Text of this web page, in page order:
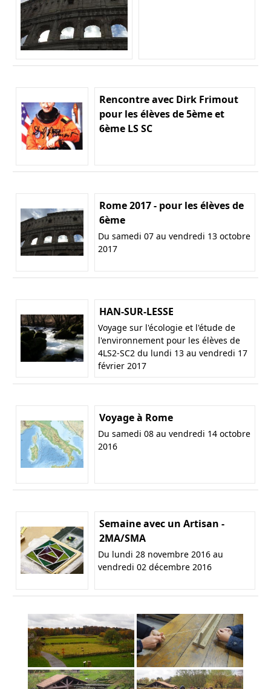
Rencontre avec Dirk Frimout
pour les élèves de 5ème et
6ème LS SC
Rome 2017 - pour les élèves de
6ème
Du samedi 07 au vendredi 13 octobre
2017
HAN-SUR-LESSE
Voyage sur l'écologie et l'étude de
l'environnement pour les élèves de
4LS2-SC2 du lundi 13 au vendredi 17
février 2017
Voyage à Rome
Du samedi 08 au vendredi 14 octobre
2016
Semaine avec un Artisan -
2MA/SMA
Du lundi 28 novembre 2016 au
vendredi 02 décembre 2016